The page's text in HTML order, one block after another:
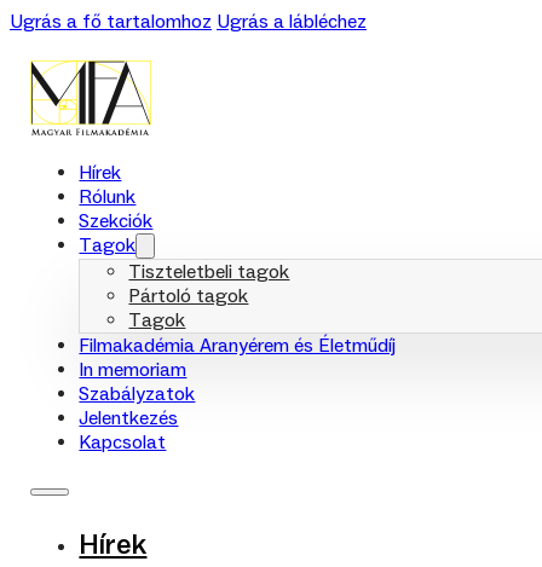
Ugrás a fő tartalomhoz Ugrás a lábléchez
Hírek
Rólunk
Szekciók
Tagok
Tiszteletbeli tagok
Pártoló tagok
Tagok
Filmakadémia Aranyérem és Életműdíj
In memoriam
Szabályzatok
Jelentkezés
Kapcsolat
Hírek